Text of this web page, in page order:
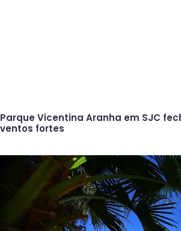
Parque Vicentina Aranha em SJC
ventos fortes